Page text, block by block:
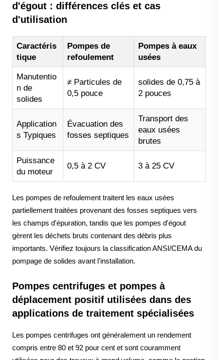
d'égout : différences clés et cas
d'utilisation
Caractéris
tique
Pompes de
refoulement
Pompes à eaux
usées
Manutentio
n de
solides
≠ Particules de
0,5 pouce
solides de 0,75 à
2 pouces
Application
s Typiques
Évacuation des
fosses septiques
Transport des
eaux usées
brutes
Puissance
du moteur
0,5 à 2 CV 3 à 25 CV
Les pompes de refoulement traitent les eaux usées
partiellement traitées provenant des fosses septiques vers
les champs d'épuration, tandis que les pompes d'égout
gèrent les déchets bruts contenant des débris plus
importants. Vérifiez toujours la classification ANSI/CEMA du
pompage de solides avant l'installation.
Pompes centrifuges et pompes à
déplacement positif utilisées dans des
applications de traitement spécialisées
Les pompes centrifuges ont généralement un rendement
compris entre 80 et 92 pour cent et sont couramment